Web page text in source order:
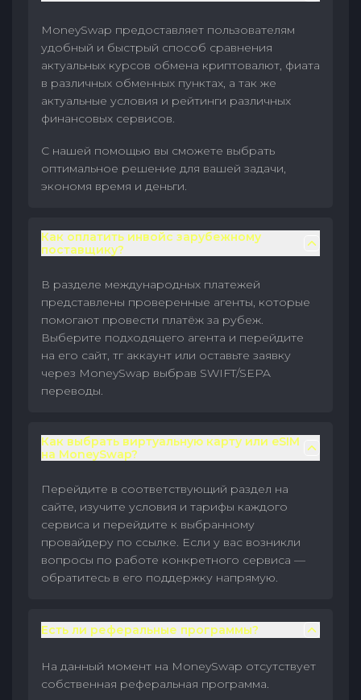
MoneySwap предоставляет пользователям
удобный и быстрый способ сравнения
актуальных курсов обмена криптовалют, фиата
в различных обменных пунктах, а так же
актуальные условия и рейтинги различных
финансовых сервисов.
С нашей помощью вы сможете выбрать
оптимальное решение для вашей задачи,
экономя время и деньги.
Как оплатить инвойс зарубежному
поставщику?
В разделе международных платежей
представлены проверенные агенты, которые
помогают провести платёж за рубеж.
Выберите подходящего агента и перейдите
на его сайт, тг аккаунт или оставьте заявку
через MoneySwap выбрав SWIFT/SEPA
переводы.
Как выбрать виртуальную карту или eSIM
на MoneySwap?
Перейдите в соответствующий раздел на
сайте, изучите условия и тарифы каждого
сервиса и перейдите к выбранному
провайдеру по ссылке. Если у вас возникли
вопросы по работе конкретного сервиса —
обратитесь в его поддержку напрямую.
Есть ли реферальные программы?
На данный момент на MoneySwap отсутствует
собственная реферальная программа.